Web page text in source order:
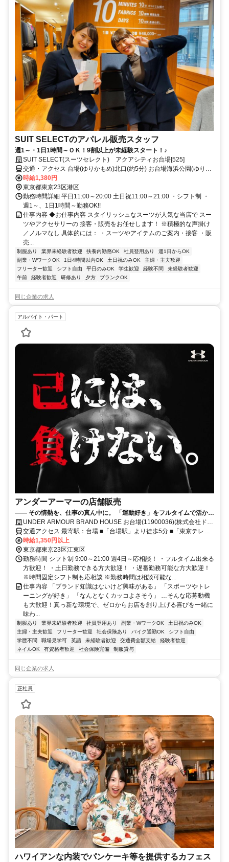
SUIT SELECTのアパレル販売スタッフ
週1～・1日1時間～ＯＫ！9割以上が未経験スタート！♪
SUIT SELECT(スーツセレクト) アクアシティお台場[525]
交通・アクセス 台場(ゆりかもめ)北口(約5分) お台場海浜公園(ゆりか
もめ)北口(約8分) 東京テレポート(りんかい線)B出口(約9分)
時給1,380円
東京都東京23区港区
勤務時間詳細 平日11:00～20:00 土日祝11:00～21:00 ・シフト制 ・
週1～、1日1時間～勤務OK!!
仕事内容 ◆お仕事内容 スタイリッシュなスーツが人気な当店で スー
ツやアクセサリーの 接客・販売をお任せします！ ※積極的な声掛け
／ノルマなし 具体的には： ・スーツやアイテムのご案内・接客 ・販
売...
制服あり 業界未経験者歓迎 扶養内勤務OK 社員登用あり
週1日からOK
副業・WワークOK
1日4時間以内OK 土日祝のみOK
主婦・主夫歓迎
フリーター歓迎
シフト自由 平日のみOK 学生歓迎 経験不問
未経験者歓迎
午前
経験者歓迎 研修あり 夕方 ブランクOK
同じ企業の求人
アルバイト・パート
アンダーアーマーの店舗販売
—— その情熱を、仕事の真ん中に。 「運動好き」をフルタイムで活かし
ませんか？**
UNDER ARMOUR BRAND HOUSE お台場(11900036)(株式会社ドー
ム)
交通アクセス 最寄駅：台場 ■「台場駅」より徒歩5分 ■「東京テレポ
ート駅」B出口より徒歩3分 ※駐車場あり
時給1,350円以上
東京都東京23区江東区
勤務時間 シフト制 9:00～21:00 週4日～応相談！ ・フルタイム出来る
方歓迎！ ・土日勤務できる方大歓迎！ ・遅番勤務可能な方大歓迎！
※時間固定シフト制も応相談 ※勤務時間は相談可能な...
仕事内容 「ブランド知識はないけど興味がある」 「スポーツやトレ
ーニングが好き」 「なんとなくカッコよさそう」 …そんな応募動機
も大歓迎！真っ新な環境で、ゼロからお店を創り上げる喜びを一緒に
味わ...
制服あり 業界未経験者歓迎 社員登用あり 副業・WワークOK
土日祝のみOK
主婦・主夫歓迎
フリーター歓迎 社会保険あり バイク通勤OK
シフト自由
学歴不問
職場見学可 英語 未経験者歓迎 交通費全額支給
経験者歓迎
ネイルOK
有資格者歓迎 社会保険完備 制服貸与
同じ企業の求人
正社員
ハワイアンな内装でパンケーキ等を提供するカフェス